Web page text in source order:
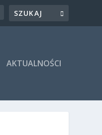
AKTUALNOŚCI